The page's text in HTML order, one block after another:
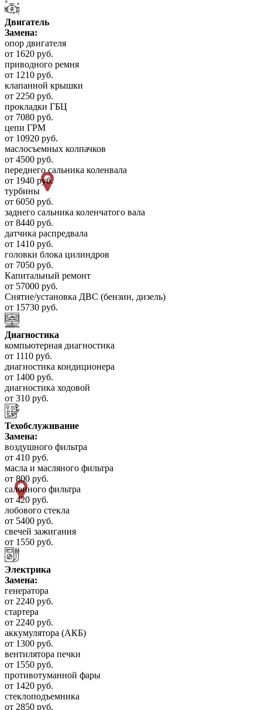
Двигатель
Замена:
опор двигателя
от 1620 руб.
приводного ремня
от 1210 руб.
клапанной крышки
от 2250 руб.
прокладки ГБЦ
от 7080 руб.
цепи ГРМ
от 10920 руб.
маслосъемных колпачков
от 4500 руб.
переднего сальника коленвала
от 1940 руб.
турбины
от 6050 руб.
заднего сальника коленчатого вала
от 8440 руб.
датчика распредвала
от 1410 руб.
головки блока цилиндров
от 7050 руб.
Капитальный ремонт
от 57000 руб.
Снятие/установка ДВС (бензин, дизель)
от 15730 руб.
Диагностика
компьютерная диагностика
от 1110 руб.
диагностика кондиционера
от 1400 руб.
диагностика ходовой
от 310 руб.
Техобслуживание
Замена:
воздушного фильтра
от 410 руб.
масла и масляного фильтра
от 800 руб.
салонного фильтра
от 420 руб.
лобового стекла
от 5400 руб.
свечей зажигания
от 1550 руб.
Электрика
Замена:
генератора
от 2240 руб.
стартера
от 2240 руб.
аккумулятора (АКБ)
от 1300 руб.
вентилятора печки
от 1550 руб.
противотуманной фары
от 1420 руб.
стеклоподъемника
от 2850 руб.